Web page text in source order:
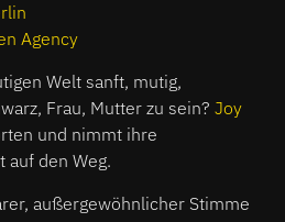
Agency
Welt sanft, mutig,
Frau, Mutter zu sein? Joy
und nimmt ihre
den Weg.
außergewöhnlicher Stimme